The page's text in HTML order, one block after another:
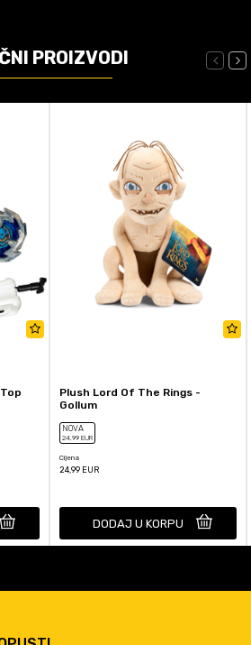
PROIZVODI
Plush Lord Of The Rings -
Gollum
NOVA
24,99 EUR
Cijena
24,99 EUR
DODAJ U KORPU